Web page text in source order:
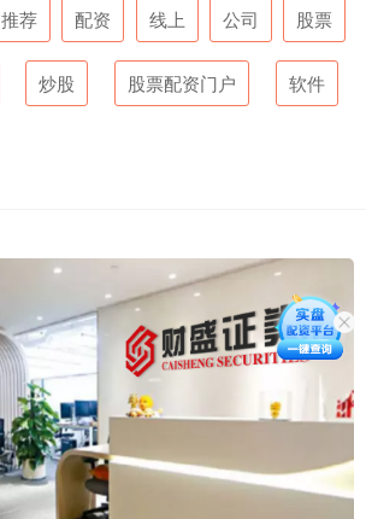
推荐 配资 线上 公司 股票
炒股 股票配资门户 软件